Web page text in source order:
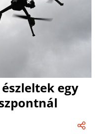
egy